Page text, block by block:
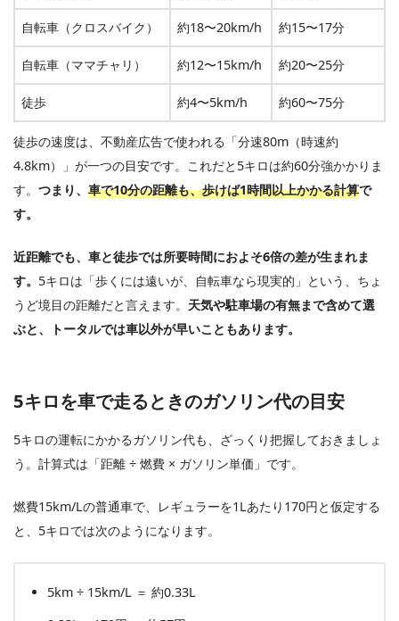
自転車（クロスバイク） 約18〜20km/h 約15〜17分
自転車（ママチャリ） 約12〜15km/h 約20〜25分
徒歩 約4〜5km/h 約60〜75分
徒歩の速度は、不動産広告で使われる「分速80m（時速約
4.8km）」が一つの目安です。これだと5キロは約60分強かかりま
す。 つまり、 車で10分の距離も、歩けば1時間以上かかる計算で
す。
近距離でも、車と徒歩では所要時間におよそ6倍の差が生まれま
す。 5キロは「歩くには遠いが、自転車なら現実的」という、ちょ
うど境目の距離だと言えます。 天気や駐車場の有無まで含めて選
ぶと、トータルでは車以外が早いこともあります。
5キロを車で走るときのガソリン代の目安
5キロの運転にかかるガソリン代も、ざっくり把握しておきましょ
う。計算式は「距離 ÷ 燃費 × ガソリン単価」です。
燃費15km/Lの普通車で、レギュラーを1Lあたり170円と仮定する
と、5キロでは次のようになります。
5km ÷ 15km/L ＝ 約0.33L